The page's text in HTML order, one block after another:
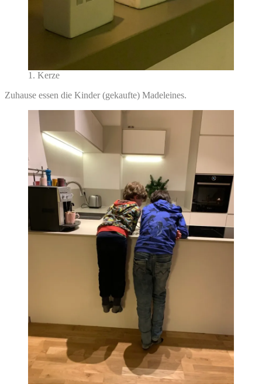
1. Kerze
Zuhause essen die Kinder (gekaufte) Madeleines.